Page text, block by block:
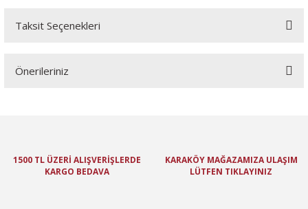
Taksit Seçenekleri
Önerileriniz
Ürün resmi kalitesiz, bozuk veya görüntülenemiyor.
1500 TL ÜZERİ ALIŞVERİŞLERDE
KARGO BEDAVA
KARAKÖY MAĞAZAMIZA ULAŞIM
LÜTFEN TIKLAYINIZ